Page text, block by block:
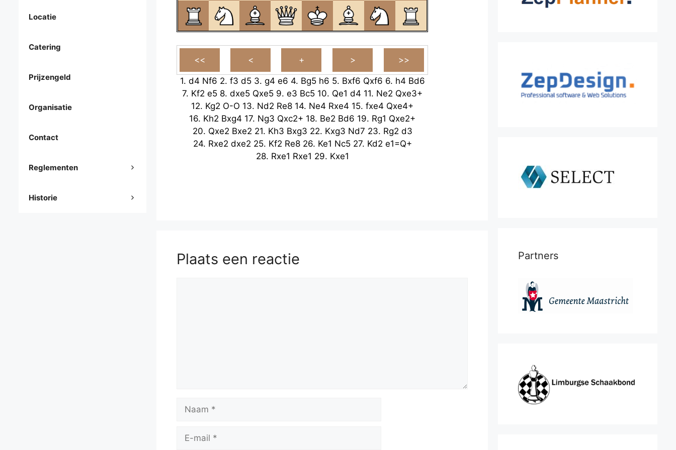
1. d4 Nf6 2. f3 d5 3. g4 e6 4. Bg5 h6 5. Bxf6 Qxf6 6. h4 Bd6
7. Kf2 e5 8. dxe5 Qxe5 9. e3 Bc5 10. Qe1 d4 11. Ne2 Qxe3+
12. Kg2 O-O 13. Nd2 Re8 14. Ne4 Rxe4 15. fxe4 Qxe4+
16. Kh2 Bxg4 17. Ng3 Qxc2+ 18. Be2 Bd6 19. Rg1 Qxe2+
20. Qxe2 Bxe2 21. Kh3 Bxg3 22. Kxg3 Nd7 23. Rg2 d3
24. Rxe2 dxe2 25. Kf2 Re8 26. Ke1 Nc5 27. Kd2 e1=Q+
28. Rxe1 Rxe1 29. Kxe1
Plaats een reactie
mail
Locatie
Catering
Prijzengeld
Organisatie
Contact
Reglementen
Historie
Partners